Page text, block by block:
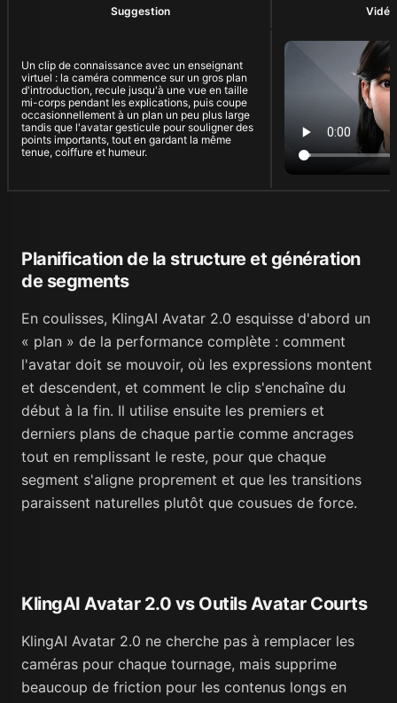
Suggestion
Un clip de connaissance avec un enseignant
virtuel : la caméra commence sur un gros plan
d'introduction, recule jusqu'à une vue en taille
mi-corps pendant les explications, puis coupe
occasionnellement à un plan un peu plus large
tandis que l'avatar gesticule pour souligner des
points importants, tout en gardant la même
tenue, coiffure et humeur.
Planification de la structure et génération
de segments
En coulisses, KlingAI Avatar 2.0 esquisse d'abord un
« plan » de la performance complète : comment
l'avatar doit se mouvoir, où les expressions montent
et descendent, et comment le clip s'enchaîne du
début à la fin. Il utilise ensuite les premiers et
derniers plans de chaque partie comme ancrages
tout en remplissant le reste, pour que chaque
segment s'aligne proprement et que les transitions
paraissent naturelles plutôt que cousues de force.
KlingAI Avatar 2.0 vs Outils Avatar Courts
KlingAI Avatar 2.0 ne cherche pas à remplacer les
caméras pour chaque tournage, mais supprime
beaucoup de friction pour les contenus longs en